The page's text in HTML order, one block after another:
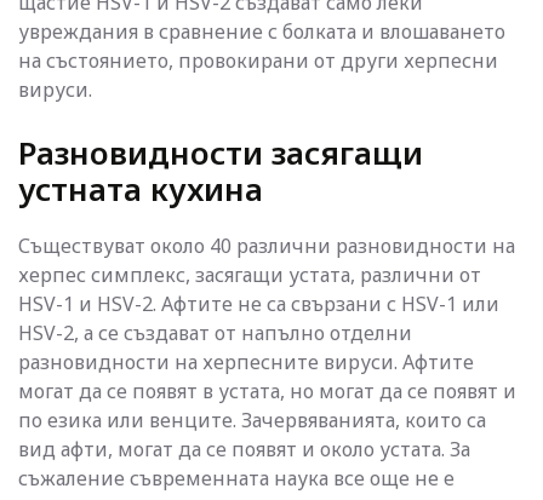
увреждания в сравнение с болката и влошаването
на състоянието, провокирани от други херпесни
вируси.
Разновидности засягащи
устната кухина
Съществуват около 40 различни разновидности на
херпес симплекс, засягащи устата, различни от
HSV-1 и HSV-2. Афтите не са свързани с HSV-1 или
HSV-2, а се създават от напълно отделни
разновидности на херпесните вируси. Афтите
могат да се появят в устата, но могат да се появят и
по езика или венците. Зачервяванията, които са
вид афти, могат да се появят и около устата. За
съжаление съвременната наука все още не е